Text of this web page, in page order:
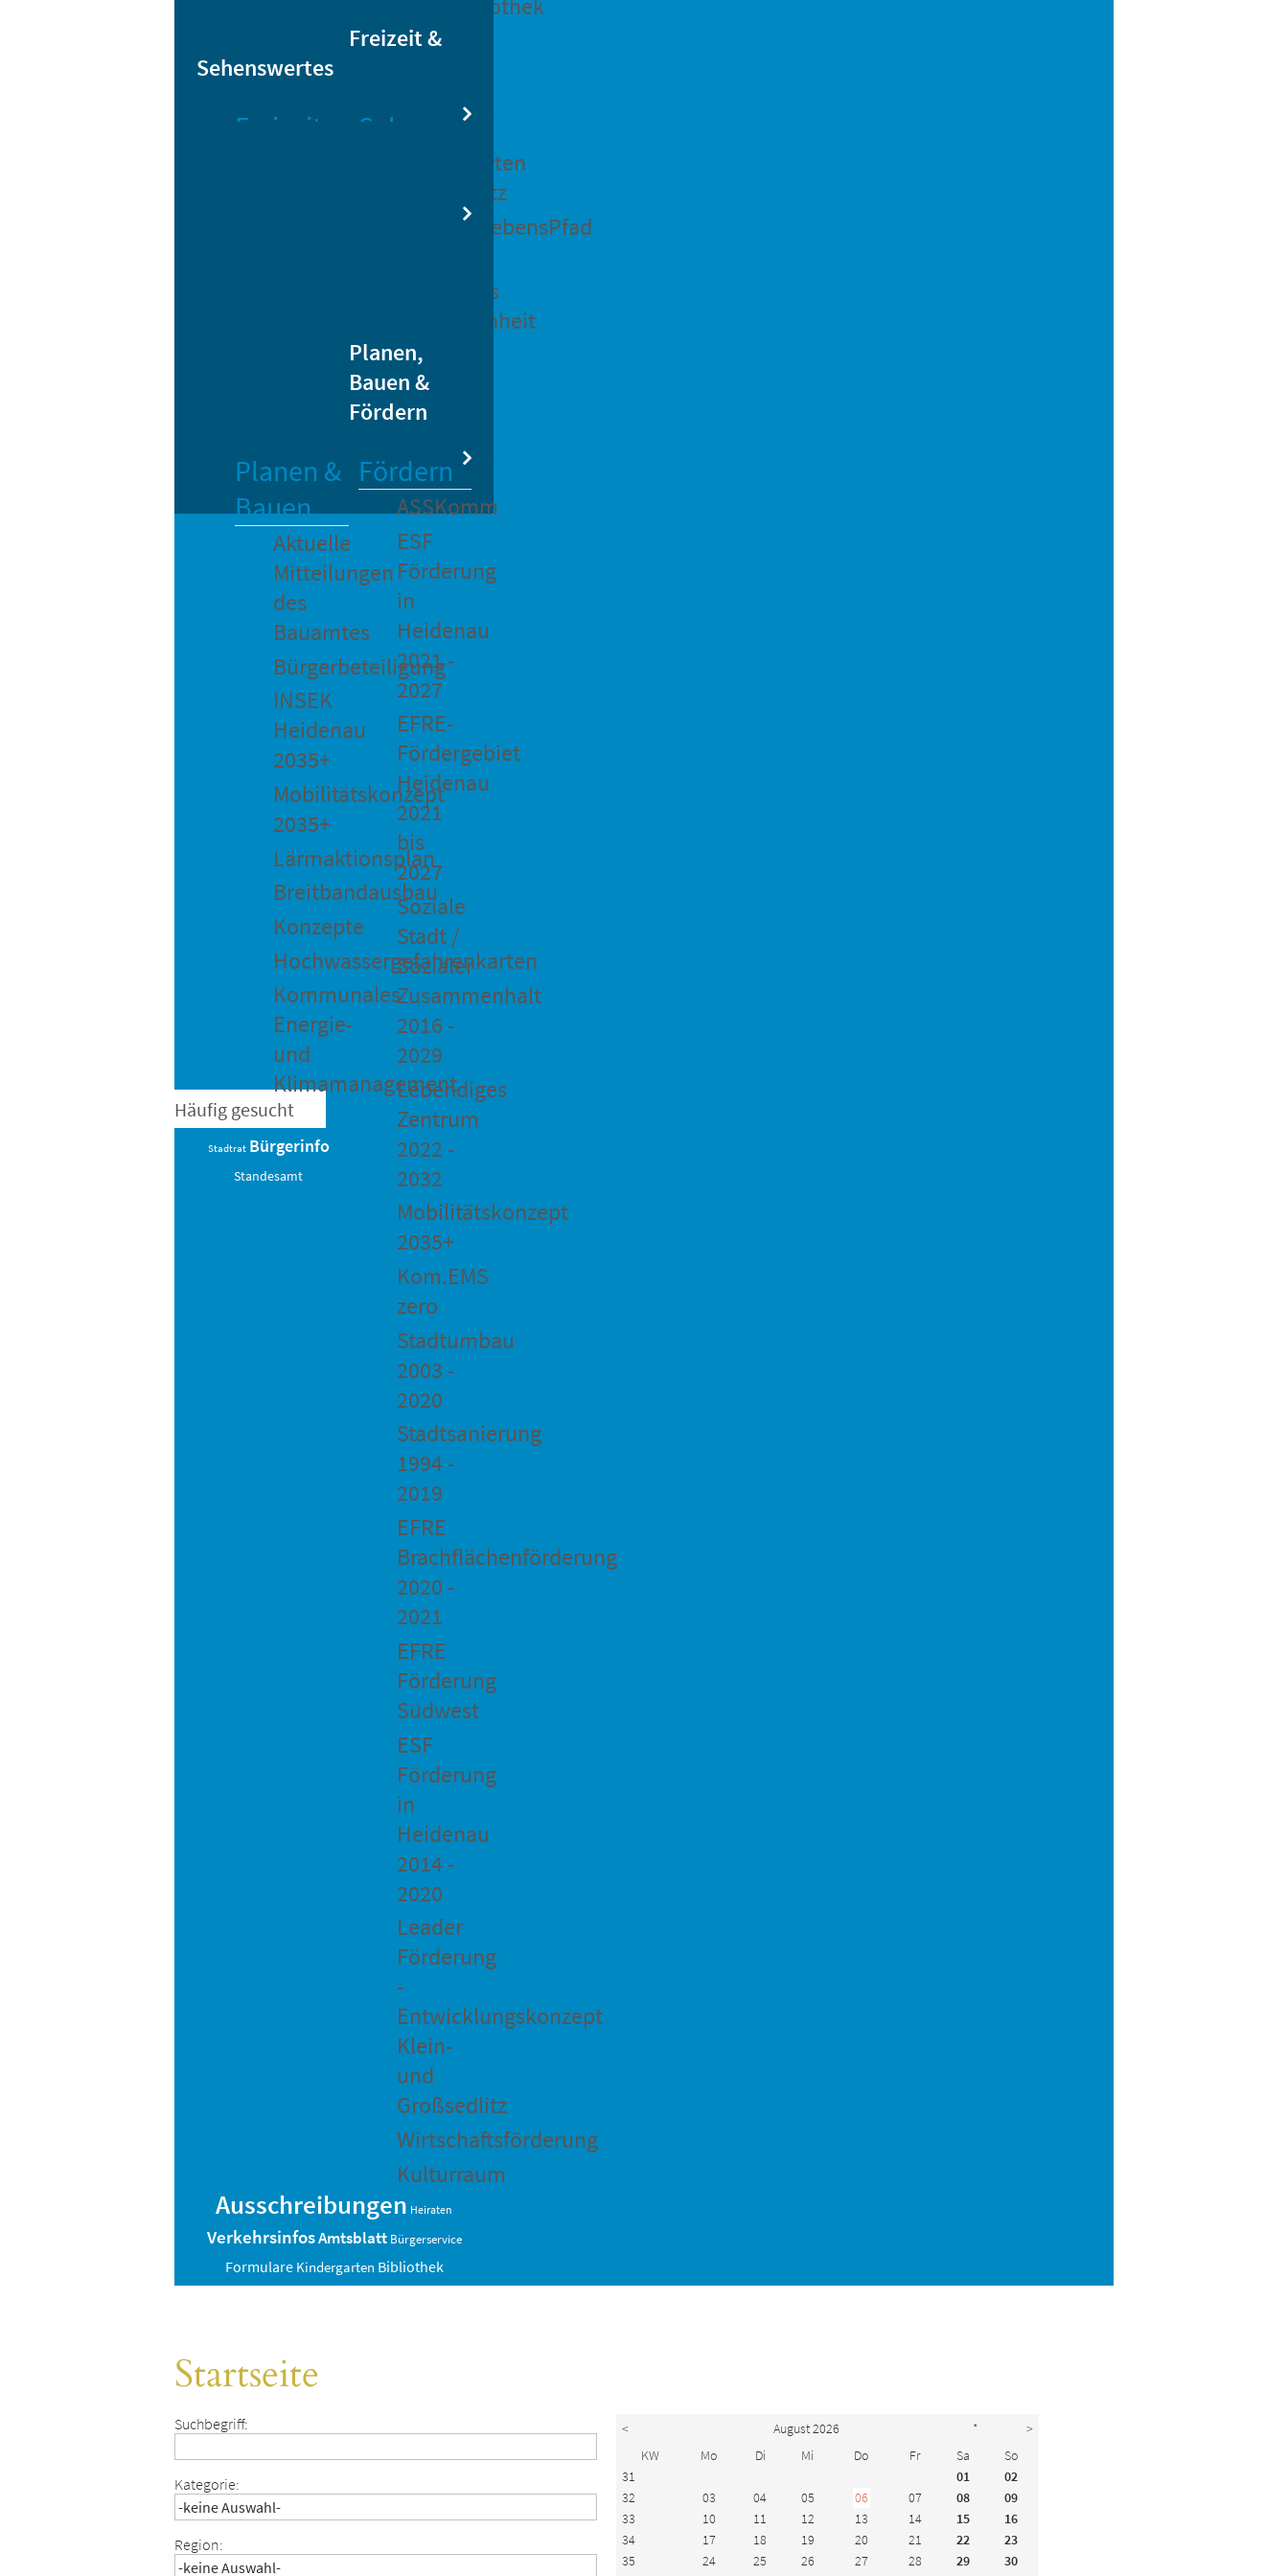
Bikesharing
Stadtbibliothek
Freizeit &
Sehenswertes
Freizeit
Heidenauer
Musiknacht
Sehenswertes
Barockgarten
Großsedlitz
MärchenLebensPfad
Heidenaus
Vergangenheit
Planen,
Bauen &
Fördern
Planen &
Bauen
Aktuelle
Mitteilungen
des
Bauamtes
Bürgerbeteiligung
INSEK
Heidenau
2035+
Mobilitätskonzept
2035+
Lärmaktionsplan
Breitbandausbau
Konzepte
Hochwassergefahrenkarten
Kommunales
Energie-
und
Klimamanagement
Fördern
ASSKomm
ESF
Förderung
in
Heidenau
2021 -
2027
EFRE-
Fördergebiet
Heidenau
2021
bis
2027
Soziale
Stadt /
Sozialer
Zusammenhalt
2016 -
2029
Lebendiges
Zentrum
2022 -
2032
Mobilitätskonzept
2035+
Kom.EMS
zero
Stadtumbau
2003 -
2020
Stadtsanierung
1994 -
2019
EFRE
Brachflächenförderung
2020 -
2021
EFRE
Förderung
Südwest
ESF
Förderung
in
Heidenau
2014 -
2020
Leader
Förderung
-
Entwicklungskonzept
Klein-
und
Großsedlitz
Wirtschaftsförderung
Kulturraum
Häufig gesucht
Stadtrat Bürgerinfo
Standesamt
Ausschreibungen Heiraten
VerkehrsinfosAmtsblatt Bürgerservice
Formulare Kindergarten Bibliothek
Startseite
Suchbegriff:
Kategorie:
Region:
< August 2026 *
>
KW
Mo Di Mi Do Fr Sa
So
31
01
02
32
03 04 05 06 07 08
09
33
10 11 12 13 14 15
16
34
17 18 19 20 21 22
23
35
24 25 26 27 28 29
30